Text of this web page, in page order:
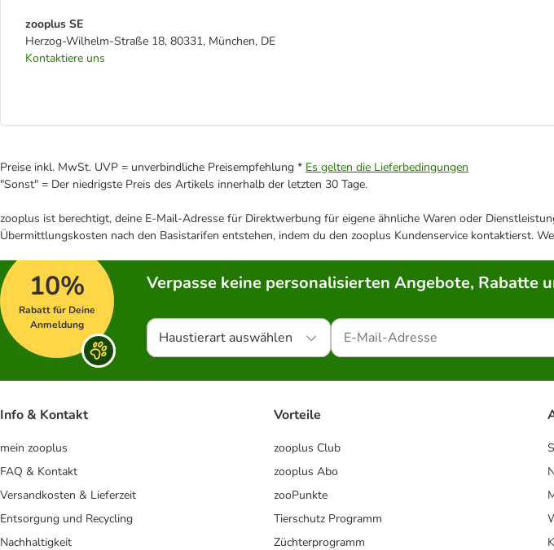
zooplus SE
Herzog-Wilhelm-Straße 18, 80331, München, DE
Kontaktiere uns
Preise inkl. MwSt. UVP = unverbindliche Preisempfehlung * Es gelten die Lieferbedingungen
"Sonst" = Der niedrigste Preis des Artikels innerhalb der letzten 30 Tage.
zooplus ist berechtigt, deine E-Mail-Adresse für Direktwerbung für eigene ähnliche Waren oder
Übermittlungskosten nach den Basistarifen entstehen, indem du den zooplus Kundenservice kontaktierst.
10%
Rabatt für Deine
Anmeldung
Verpasse keine personalisierten Angebote, Rabatte
Haustierart auswählen
Info & Kontakt
mein zooplus
FAQ & Kontakt
Versandkosten & Lieferzeit
Entsorgung und Recycling
Nachhaltigkeit
Vorteile
zooplus Club
zooplus Abo
zooPunkte
Tierschutz Programm
Züchterprogramm